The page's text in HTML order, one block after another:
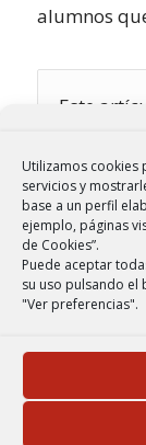
Utilizamos cookies
servicios y
base a un perfil
ejemplo, páginas
de Cookies”.
Puede aceptar
su uso pulsando
"Ver preferencias".
alumnos
Este
© Copyright -